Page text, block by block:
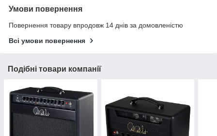
Умови повернення
Повернення товару впродовж 14 днів за домовленістю
Всі умови повернення
Подібні товари компанії